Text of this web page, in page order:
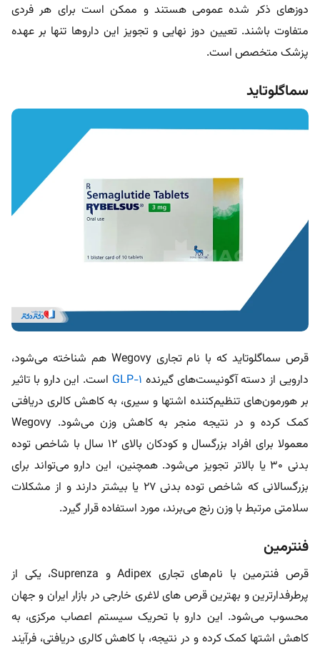
دوزهای ذکر شده عمومی هستند و ممکن است برای هر فردی
متفاوت باشند. تعیین دوز نهایی و تجویز این داروها تنها بر عهده
پزشک متخصص است.
سماگلوتاید
قرص سماگلوتاید که با نام تجاری Wegovy هم شناخته می‌شود،
دارویی از دسته آگونیست‌های گیرنده GLP-۱ است. این دارو با تاثیر
بر هورمون‌های تنظیم‌کننده اشتها و سیری، به کاهش کالری دریافتی
کمک کرده و در نتیجه منجر به کاهش وزن می‌شود. Wegovy
معمولا برای افراد بزرگسال و کودکان بالای ۱۲ سال با شاخص توده
بدنی ۳۰ یا بالاتر تجویز می‌شود. همچنین، این دارو می‌تواند برای
بزرگسالانی که شاخص توده بدنی ۲۷ یا بیشتر دارند و از مشکلات
سلامتی مرتبط با وزن رنج می‌برند، مورد استفاده قرار گیرد.
فنترمین
قرص فنترمین با نام‌های تجاری Adipex و Suprenza، یکی از
پرطرفدارترین و بهترین قرص های لاغری خارجی در بازار ایران و جهان
محسوب می‌شود. این دارو با تحریک سیستم اعصاب مرکزی، به
کاهش اشتها کمک کرده و در نتیجه، با کاهش کالری دریافتی، فرآیند